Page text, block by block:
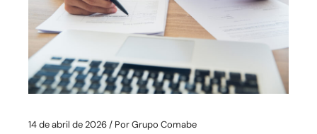
14 de abril de 2026 PorGrupo Comabe